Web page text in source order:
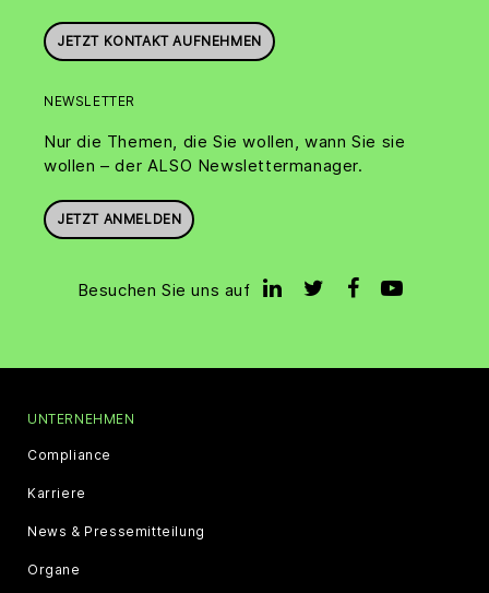
JETZT KONTAKT AUFNEHMEN
NEWSLETTER
Nur die Themen, die Sie wollen, wann Sie sie
wollen – der ALSO Newslettermanager.
JETZT ANMELDEN
Besuchen Sie uns auf
UNTERNEHMEN
Compliance
Karriere
News & Pressemitteilung
Organe